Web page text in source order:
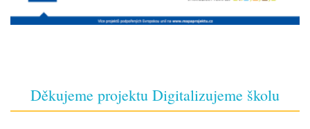
Děkujeme projektu Digitalizujeme školu